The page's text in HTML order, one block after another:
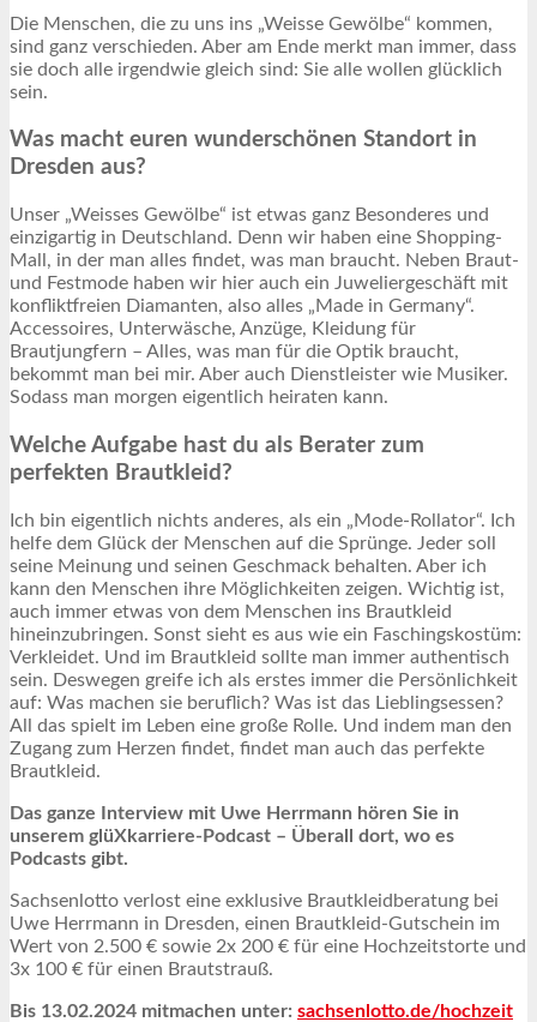
Die Menschen, die zu uns ins „Weisse Gewölbe“ kommen,
sind ganz verschieden. Aber am Ende merkt man immer, dass
sie doch alle irgendwie gleich sind: Sie alle wollen glücklich
sein.
Was macht euren wunderschönen Standort in
Dresden aus?
Unser „Weisses Gewölbe“ ist etwas ganz Besonderes und
einzigartig in Deutschland. Denn wir haben eine Shopping-
Mall, in der man alles findet, was man braucht. Neben Braut-
und Festmode haben wir hier auch ein Juweliergeschäft mit
konfliktfreien Diamanten, also alles „Made in Germany“.
Accessoires, Unterwäsche, Anzüge, Kleidung für
Brautjungfern – Alles, was man für die Optik braucht,
bekommt man bei mir. Aber auch Dienstleister wie Musiker.
Sodass man morgen eigentlich heiraten kann.
Welche Aufgabe hast du als Berater zum
perfekten Brautkleid?
Ich bin eigentlich nichts anderes, als ein „Mode-Rollator“. Ich
helfe dem Glück der Menschen auf die Sprünge. Jeder soll
seine Meinung und seinen Geschmack behalten. Aber ich
kann den Menschen ihre Möglichkeiten zeigen. Wichtig ist,
auch immer etwas von dem Menschen ins Brautkleid
hineinzubringen. Sonst sieht es aus wie ein Faschingskostüm:
Verkleidet. Und im Brautkleid sollte man immer authentisch
sein. Deswegen greife ich als erstes immer die Persönlichkeit
auf: Was machen sie beruflich? Was ist das Lieblingsessen?
All das spielt im Leben eine große Rolle. Und indem man den
Zugang zum Herzen findet, findet man auch das perfekte
Brautkleid.
Das ganze Interview mit Uwe Herrmann hören Sie in
unserem glüXkarriere-Podcast – Überall dort, wo es
Podcasts gibt.
Sachsenlotto verlost eine exklusive Brautkleidberatung bei
Uwe Herrmann in Dresden, einen Brautkleid-Gutschein im
Wert von 2.500 € sowie 2x 200 € für eine Hochzeitstorte und
3x 100 € für einen Brautstrauß.
Bis 13.02.2024 mitmachen unter: sachsenlotto.de/hochzeit